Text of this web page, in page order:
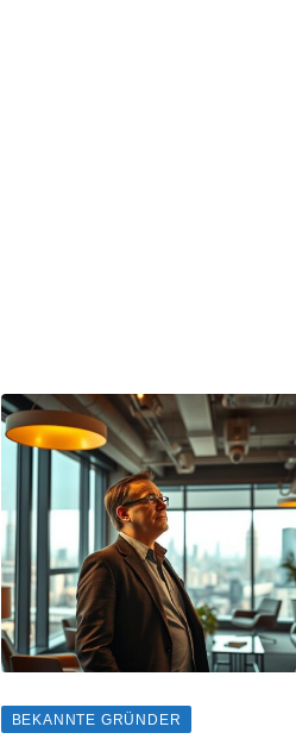
BEKANNTE GRÜNDER